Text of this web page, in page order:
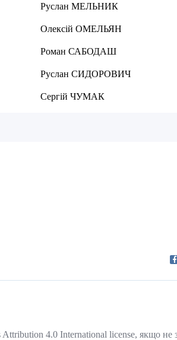
4.0 International license, якщо не